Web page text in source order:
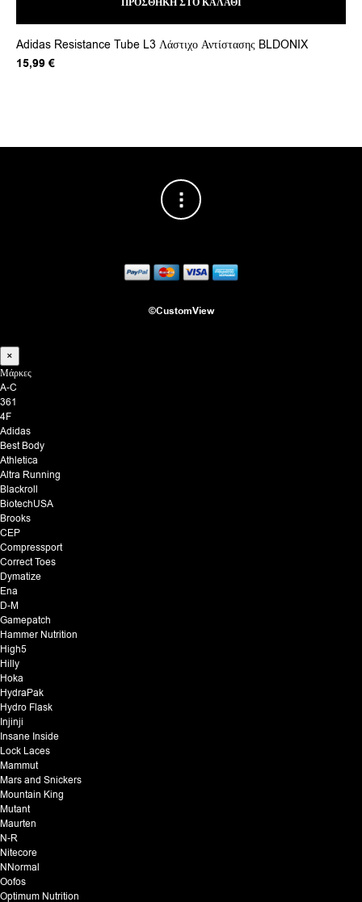
ΠΡΟΣΘΉΚΗ ΣΤΟ ΚΑΛΆΘΙ
Adidas Resistance Tube L3 Λάστιχο Αντίστασης BLDONIX
15,99 €
©CustomView
×
Μάρκες
A-C
361
4F
Adidas
Best Body
Athletica
Altra Running
Blackroll
BiotechUSA
Brooks
CEP
Compressport
Correct Toes
Dymatize
Ena
D-M
Gamepatch
Hammer Nutrition
High5
Hilly
Hoka
HydraPak
Hydro Flask
Injinji
Insane Inside
Lock Laces
Mammut
Mars and Snickers
Mountain King
Mutant
Maurten
N-R
Nitecore
NNormal
Oofos
Optimum Nutrition